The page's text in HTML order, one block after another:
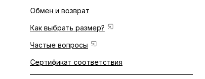
Обмен и возврат
Как выбрать размер?
Частые вопросы
Сертификат соответствия